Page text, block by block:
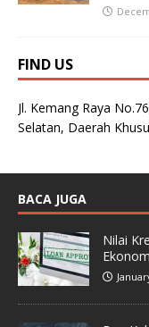
FIND US
Jl. Kemang Raya
Selatan, Daerah
BACA JUGA
Nilai